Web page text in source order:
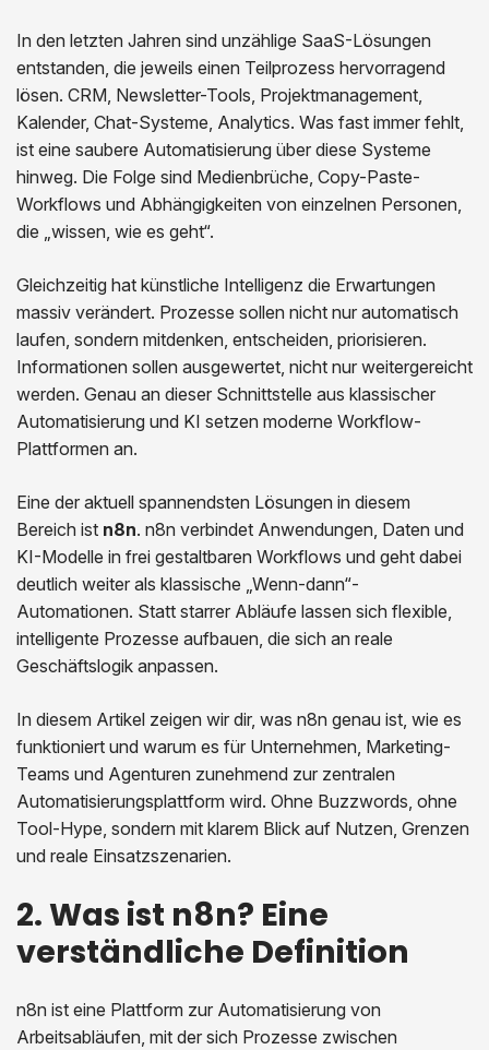
In den letzten Jahren sind unzählige SaaS-Lösungen
entstanden, die jeweils einen Teilprozess hervorragend
lösen. CRM, Newsletter-Tools, Projektmanagement,
Kalender, Chat-Systeme, Analytics. Was fast immer fehlt,
ist eine saubere Automatisierung über diese Systeme
hinweg. Die Folge sind Medienbrüche, Copy-Paste-
Workflows und Abhängigkeiten von einzelnen Personen,
die „wissen, wie es geht“.
Gleichzeitig hat künstliche Intelligenz die Erwartungen
massiv verändert. Prozesse sollen nicht nur automatisch
laufen, sondern mitdenken, entscheiden, priorisieren.
Informationen sollen ausgewertet, nicht nur weitergereicht
werden. Genau an dieser Schnittstelle aus klassischer
Automatisierung und KI setzen moderne Workflow-
Plattformen an.
Eine der aktuell spannendsten Lösungen in diesem
Bereich ist n8n. n8n verbindet Anwendungen, Daten und
KI-Modelle in frei gestaltbaren Workflows und geht dabei
deutlich weiter als klassische „Wenn-dann“-
Automationen. Statt starrer Abläufe lassen sich flexible,
intelligente Prozesse aufbauen, die sich an reale
Geschäftslogik anpassen.
In diesem Artikel zeigen wir dir, was n8n genau ist, wie es
funktioniert und warum es für Unternehmen, Marketing-
Teams und Agenturen zunehmend zur zentralen
Automatisierungsplattform wird. Ohne Buzzwords, ohne
Tool-Hype, sondern mit klarem Blick auf Nutzen, Grenzen
und reale Einsatzszenarien.
2. Was ist n8n? Eine
verständliche Definition
n8n ist eine Plattform zur Automatisierung von
Arbeitsabläufen, mit der sich Prozesse zwischen